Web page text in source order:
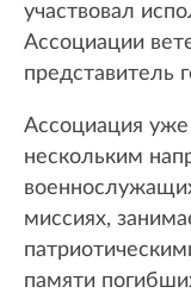
участвовал
Ассоциации
представитель
Ассоциация уже
нескольким
миссиях,
памяти